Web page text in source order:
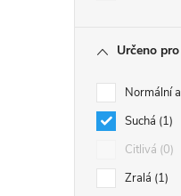
Určeno
Normální
Suchá 1
Citlivá 0
Zralá 1